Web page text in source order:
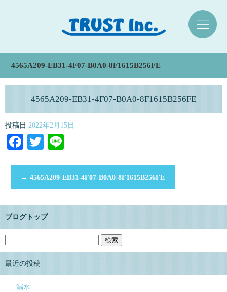
4565A209-EB31-4F07-B0A0-8F1615B256FE
4565A209-EB31-4F07-B0A0-8F1615B256FE
投稿日 2022年2月15日
Facebook
Twitter
← 4565A209-EB31-4F07-B0A0-8F1615B256FE
ブログトップ
最近の投稿
漏水